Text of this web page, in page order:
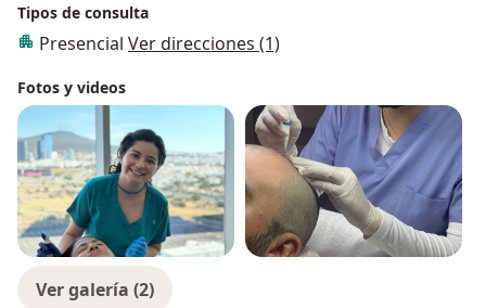
Tipos de consulta
Presencial Ver direcciones (1)
Fotos y videos
Ver galería (2)